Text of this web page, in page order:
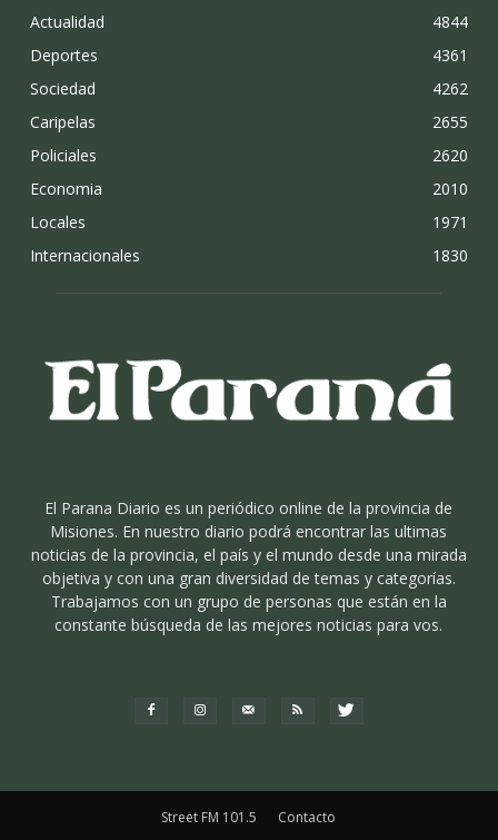
Actualidad
4844
Deportes
4361
Sociedad
4262
Caripelas
2655
Policiales
2620
Economia
2010
Locales
1971
Internacionales
1830
El Parana Diario es un periódico online de la provincia de
Misiones. En nuestro diario podrá encontrar las ultimas
noticias de la provincia, el país y el mundo desde una mirada
objetiva y con una gran diversidad de temas y categorías.
Trabajamos con un grupo de personas que están en la
constante búsqueda de las mejores noticias para vos.
Street FM 101.5 Contacto